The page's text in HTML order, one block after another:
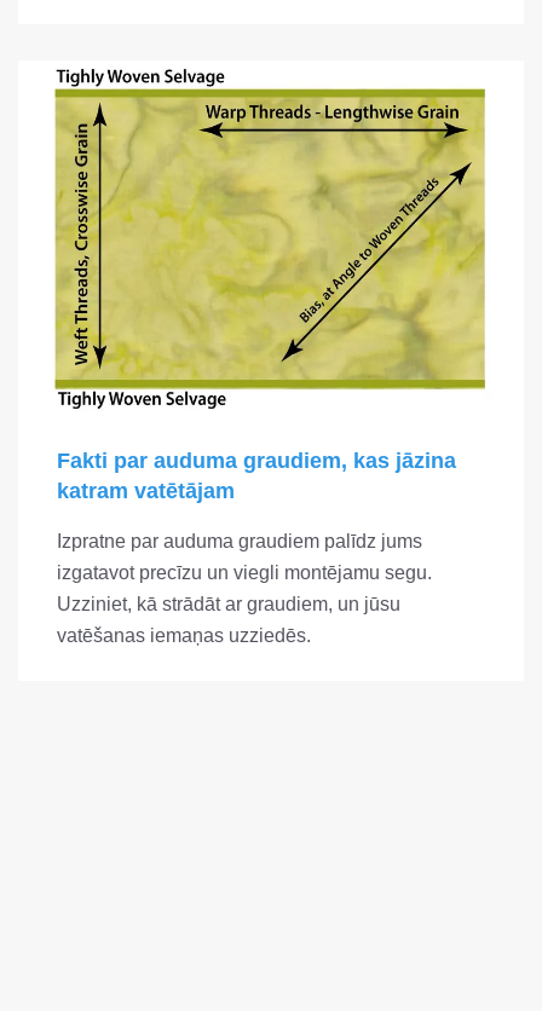
Fakti par auduma graudiem, kas jāzina
katram vatētājam
Izpratne par auduma graudiem palīdz jums
izgatavot precīzu un viegli montējamu segu.
Uzziniet, kā strādāt ar graudiem, un jūsu
vatēšanas iemaņas uzziedēs.